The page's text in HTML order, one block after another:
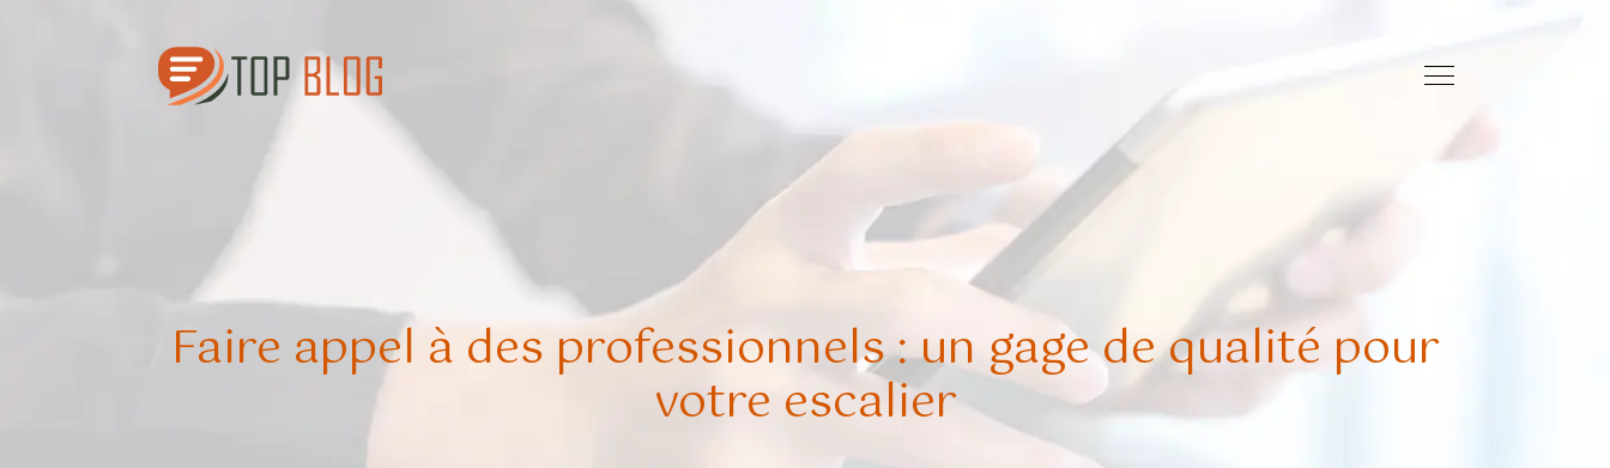
Faire appel à des professionnels : un gage de qualité pour
votre escalier